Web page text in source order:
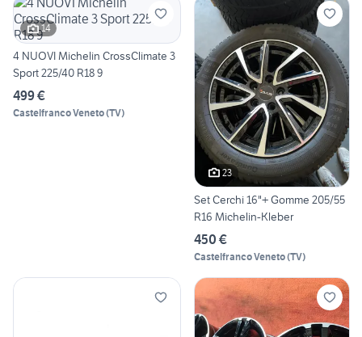
14
4 NUOVI Michelin CrossClimate 3
Sport 225/40 R18 9
499 €
Castelfranco Veneto(TV)
23
Set Cerchi 16"+ Gomme 205/55
R16 Michelin-Kleber
450 €
Castelfranco Veneto(TV)